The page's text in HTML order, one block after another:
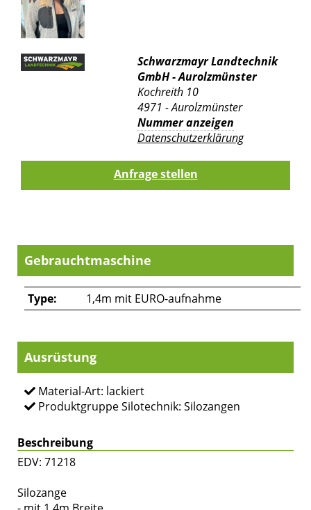
Schwarzmayr Landtechnik
GmbH - Aurolzmünster
Kochreith 10
4971 - Aurolzmünster
Nummer anzeigen
Datenschutzerklärung
Gebrauchtmaschine
Type: 1,4m mit EURO-aufnahme
Ausrüstung
Material-Art: lackiert
Produktgruppe Silotechnik: Silozangen
Beschreibung
EDV: 71218
Silozange